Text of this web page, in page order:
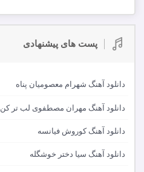
پست های پیشنهادی
دانلود آهنگ شهرام معصومیان پناه
دانلود آهنگ مهران مصطفوی لب تر کن
دانلود آهنگ کوروش فیانسه
دانلود آهنگ سیا دختر خوشگله